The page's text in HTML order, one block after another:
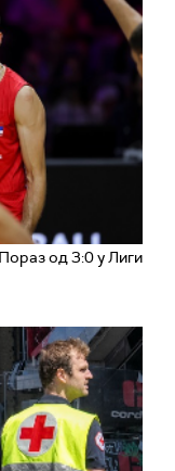
од 3:0 у Лиги